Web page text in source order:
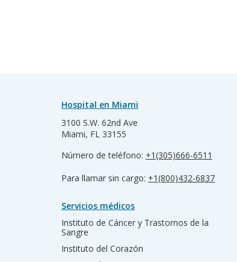
Hospital en Miami
3100 S.W. 62nd Ave
Miami, FL 33155
Número de teléfono: +1(305)666-6511
Para llamar sin cargo: +1(800)432-6837
Servicios médicos
Instituto de Cáncer y Trastornos de la
Sangre
Instituto del Corazón